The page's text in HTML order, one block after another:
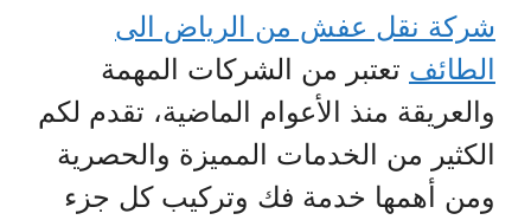
شركة نقل عفش من الرياض الى
الطائف تعتبر من الشركات المهمة
والعريقة منذ الأعوام الماضية، تقدم لكم
الكثير من الخدمات المميزة والحصرية
ومن أهمها خدمة فك وتركيب كل جزء